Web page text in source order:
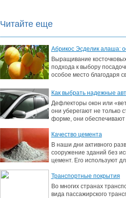
Читайте еще
Абрикос Эсделик алаша:
Выращивание
подхода к выбору
особое место благодаря
Как выбрать надежные
Дефлекторы окон или
они уберегают не только
форме, они обеспечивают
Качество цемента
В наши дни активного
сооружение зданий без
цемент. Его используют
Транспортные покрытия
Во многих странах
вида пассажирского